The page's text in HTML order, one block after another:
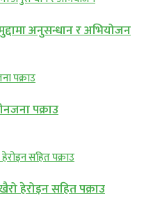
अनुसन्धान र अभियोजन
पक्राउ
हेरोइन सहित पक्राउ